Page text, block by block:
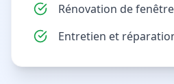
Rénovation de
Entretien et